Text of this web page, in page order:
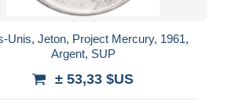
Unis, Jeton, Project Mercury, 1961,
Argent, SUP
± 53,33 $US